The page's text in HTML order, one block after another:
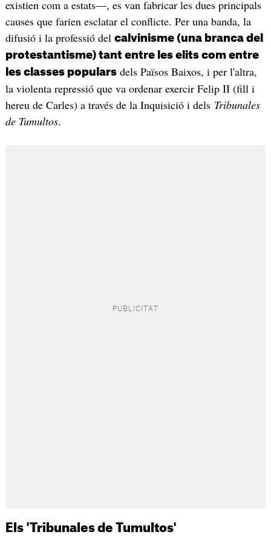
existien com a estats—, es van fabricar les dues principals
causes que farien esclatar el conflicte. Per una banda, la
difusió i la professió del calvinisme (una branca del
protestantisme) tant entre les elits com entre
les classes popularsdels Països Baixos, i per l'altra,
la violenta repressió que va ordenar exercir Felip II (fill i
hereu de Carles) a través de la Inquisició i dels Tribunales
de Tumultos.
Els 'Tribunales de Tumultos'